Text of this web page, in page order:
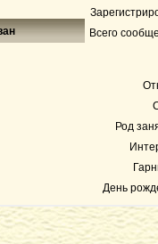
Всего
Род
День